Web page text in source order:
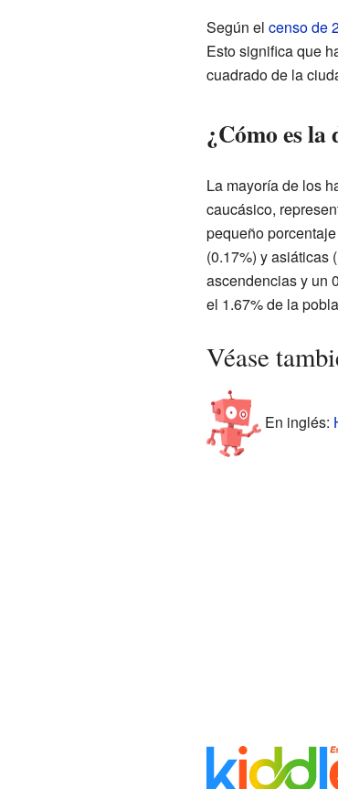
Según el censo de
Esto significa que
cuadrado de la
¿Cómo es
La mayoría de los
caucásico,
pequeño
(0.17%) y asiáticas
ascendencias y un
el 1.67% de la
Véase
En inglés: